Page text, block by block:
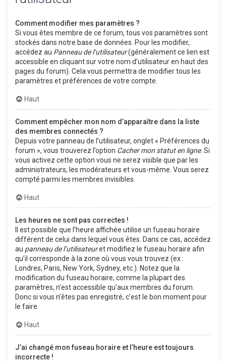
Comment modifier mes paramètres ?
Si vous êtes membre de ce forum, tous vos paramètres sont
stockés dans notre base de données. Pour les modifier,
accédez au Panneau de l’utilisateur(généralement ce lien est
accessible en cliquant sur votre nom d’utilisateur en haut des
pages du forum). Cela vous permettra de modifier tous les
paramètres et préférences de votre compte.
Haut
Comment empêcher mon nom d’apparaître dans la liste
des membres connectés ?
Depuis votre panneau de l’utilisateur, onglet « Préférences du
forum », vous trouverez l’option Cacher mon statut en ligne. Si
vous activez cette option vous ne serez visible que par les
administrateurs, les modérateurs et vous-même. Vous serez
compté parmi les membres invisibles.
Haut
Les heures ne sont pas correctes !
Il est possible que l’heure affichée utilise un fuseau horaire
différent de celui dans lequel vous êtes. Dans ce cas, accédez
au panneau de l’utilisateuret modifiez le fuseau horaire afin
qu’il corresponde à la zone où vous vous trouvez (ex :
Londres, Paris, New York, Sydney, etc.). Notez que la
modification du fuseau horaire, comme la plupart des
paramètres, n’est accessible qu’aux membres du forum.
Donc si vous n’êtes pas enregistré, c’est le bon moment pour
le faire.
Haut
J’ai changé mon fuseau horaire et l’heure est toujours
incorrecte !